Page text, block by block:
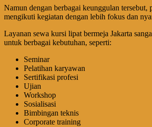
Namun dengan berbagai keunggulan tersebut,
mengikuti kegiatan dengan lebih fokus dan
Layanan sewa kursi lipat bermeja Jakarta
untuk berbagai kebutuhan, seperti:
Seminar
Pelatihan karyawan
Sertifikasi profesi
Ujian
Workshop
Sosialisasi
Bimbingan teknis
Corporate training